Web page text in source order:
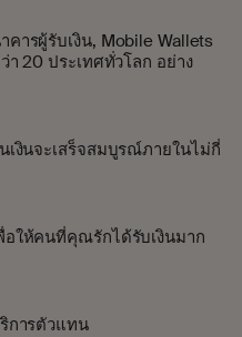
คารผู้รับเงิน, Mobile Wallets
า 20 ประเทศทั่วโลก อย่าง
เงินจะเสร็จสมบูรณ์ภายในไม่กี่
อให้คนที่คุณรักได้รับเงินมาก
การตัวแทน